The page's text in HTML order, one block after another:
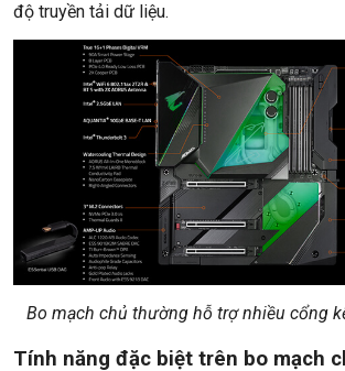
độ truyền tải dữ liệu.
Bo mạch chủ thường hỗ trợ nhiều cổng
Tính năng đặc biệt trên bo mạch